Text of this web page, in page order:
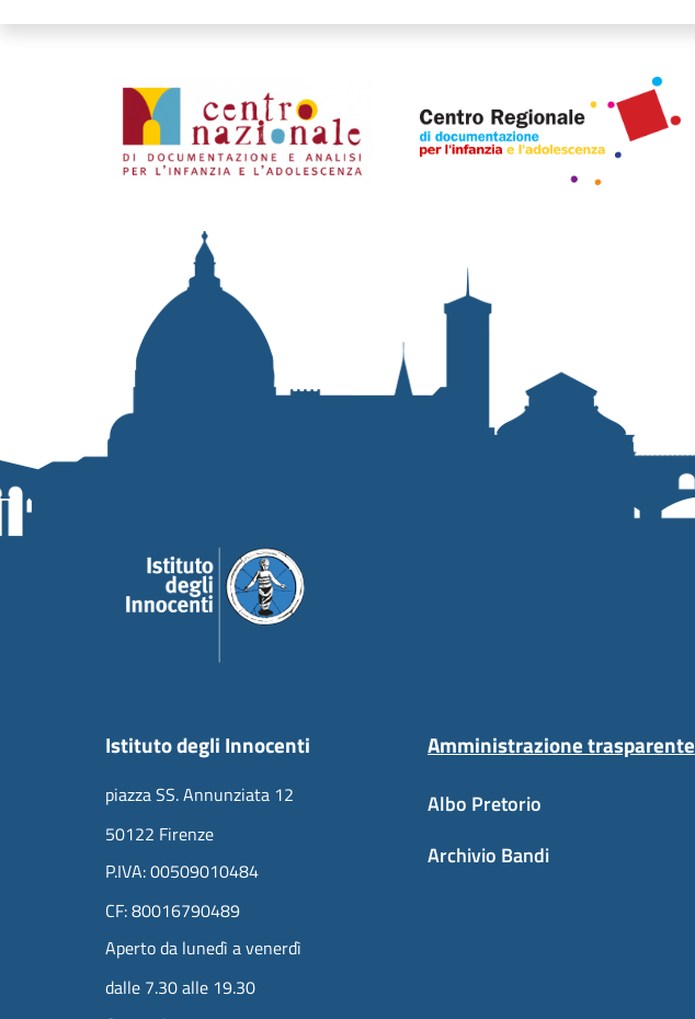
Organismi collegati
Istituto degli Innocenti
piazza SS. Annunziata 12
50122 Firenze
P.IVA: 00509010484
CF: 80016790489
Aperto da lunedì a venerdì
dalle 7.30 alle 19.30
Amministrazione trasparente
Albo Pretorio
Archivio Bandi